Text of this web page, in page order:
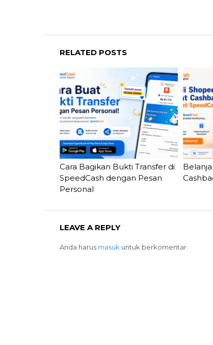
RELATED POSTS
Cara Bagikan Bukti Transfer di
SpeedCash dengan Pesan
Personal
LEAVE A REPLY
Anda harus masuk untuk berkomentar.